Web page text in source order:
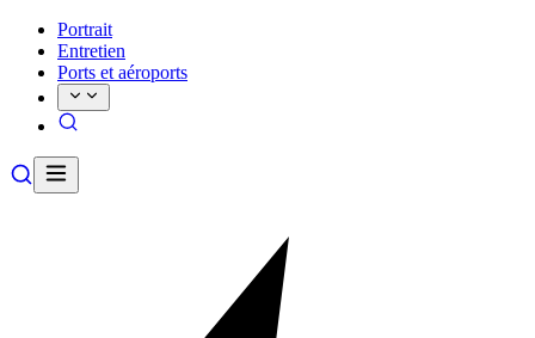
Portrait
Entretien
Ports et aéroports